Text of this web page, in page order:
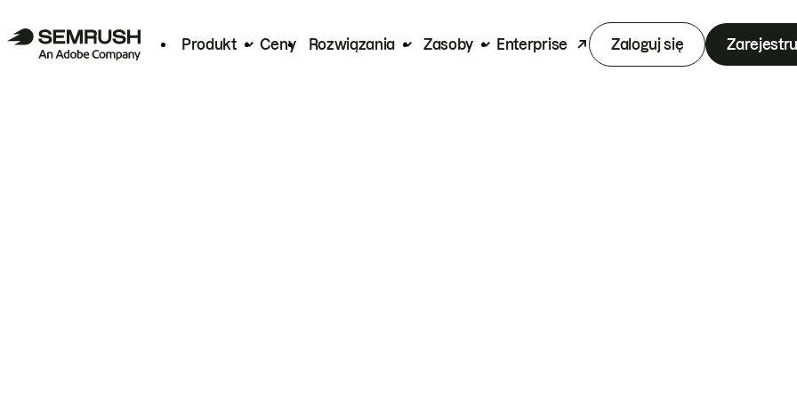
Produkt Ceny Rozwiązania Zasoby Enterprise Zaloguj się